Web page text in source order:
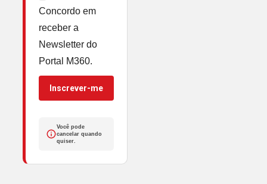
Concordo em
receber a
Newsletter do
Portal M360.
Inscrever-me
Você pode
cancelar quando
quiser.